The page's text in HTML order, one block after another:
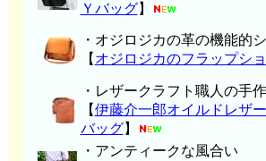
Ｙバッグ】
・オジロジカの革の機能的
【 オジロジカのフラップシ
・レザークラフト職人の手
【伊藤介一郎オイルドレザ
バッグ】
・アンティークな風合い